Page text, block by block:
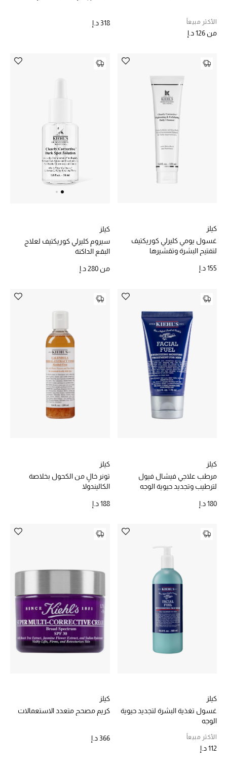
الأطفال
حصريات
الأزياء
الجمال
مستلزمات المنزل
تعكس توتيمي فن الأناقة السهلة بقطع أساسية راقية
مصممة لتدوم وتتجاوز صيحات الموسم
تسوقوا توتيمي
الأكثر مبيعاً
من126 د.إ
318 د.إ
كيلز
غسول يومي كليرلي كوريكتيف
لتفتيح البشرة وتقشيرها
155 د.إ
كيلز
سيروم كليرلي كوريكتيف لعلاج
البقع الداكنة
من 280 د.إ
كيلز
مرطب علاجي فيشال فيول
لترطيب وتجديد حيوية الوجه
180 د.إ
كيلز
تونر خالٍ من الكحول بخلاصة
الكاليندولا
188 د.إ
كيلز
غسول تغذية البشرة لتجديد حيوية
الوجه
الأكثر مبيعاً
112 د.إ
كيلز
كريم مصحح متعدد الاستعمالات
366 د.إ